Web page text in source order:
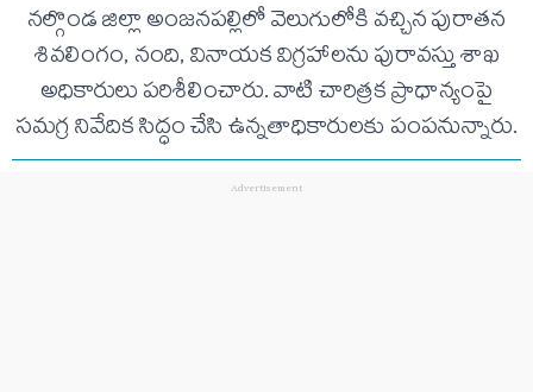
నల్గొండ జిల్లా అంజనపల్లిలో వెలుగులోకి వచ్చిన పురాతన
శివలింగం, నంది, వినాయక విగ్రహాలను పురావస్తు శాఖ
అధికారులు పరిశీలించారు. వాటి చారిత్రక ప్రాధాన్యంపై
సమగ్ర నివేదిక సిద్ధం చేసి ఉన్నతాధికారులకు పంపనున్నారు.